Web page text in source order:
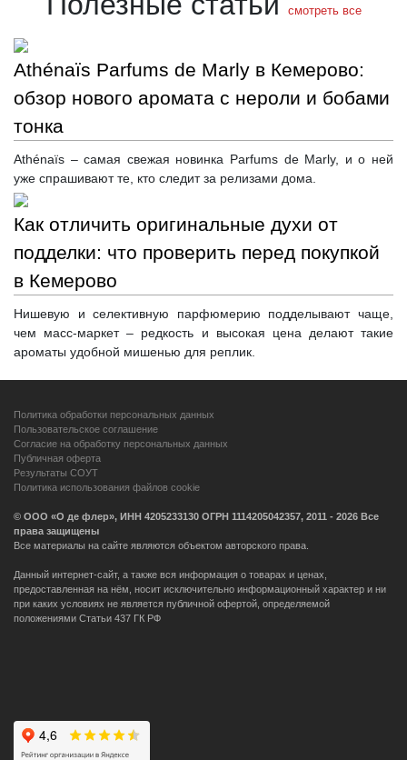
смотреть все
Athénaïs Parfums de Marly в Кемерово:
обзор нового аромата с нероли и бобами
тонка
Athénaïs – самая свежая новинка Parfums de Marly, и о ней
уже спрашивают те, кто следит за релизами дома.
Как отличить оригинальные духи от
подделки: что проверить перед покупкой
в Кемерово
Нишевую и селективную парфюмерию подделывают чаще,
чем масс-маркет – редкость и высокая цена делают такие
ароматы удобной мишенью для реплик.
Политика обработки персональных данных
Пользовательское соглашение
Согласие на обработку персональных данных
Публичная оферта
Результаты СОУТ
Политика использования файлов cookie
© ООО «О де флер», ИНН 4205233130 ОГРН 1114205042357, 2011 - 2026 Все
права защищены
Все материалы на сайте являются объектом авторского права.
Данный интернет-сайт, а также вся информация о товарах и ценах,
предоставленная на нём, носит исключительно информационный характер и ни
при каких условиях не является публичной офертой, определяемой
положениями Статьи 437 ГК РФ